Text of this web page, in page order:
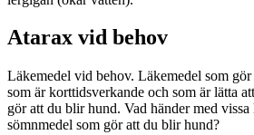
Atarax vid behov
Läkemedel vid behov. Läkemedel som
som är korttidsverkande och som är lätta
gör att du blir hund. Vad händer med vissa
sömnmedel som gör att du blir hund?